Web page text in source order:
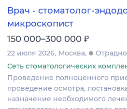
Врач - стоматолог-
микроскопист
150 000–300 000 ₽
22 июля 2026 Москва
Сеть стоматологических
Проведение полноценного
проведение осмотра,
назначение необходимого